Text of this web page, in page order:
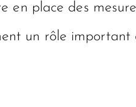
en place des
un rôle